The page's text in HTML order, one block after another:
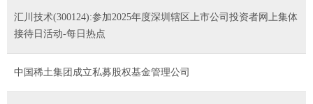
汇川技术(300124):参加2025年度深圳辖区上市公司投资者网上集体
接待日活动-每日热点
中国稀土集团成立私募股权基金管理公司